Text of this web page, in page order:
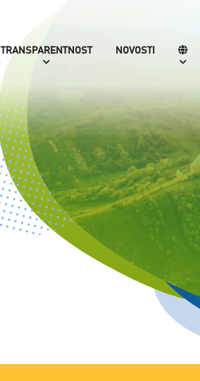
TRANSPARENTNOST NOVOSTI